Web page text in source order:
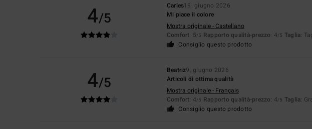
4/5
Carles19. giugno 2026
Mi piace il colore
Mostra originale - Castellano
Comfort: 5/5 Rapporto qualità-prezzo: 4/5 Taglia:
Consiglio questo prodotto
4/5
Beatriz9. giugno 2026
Articoli di ottima qualità
Mostra originale - Français
Comfort: 4/5 Rapporto qualità-prezzo: 4/5 Taglia:
Consiglio questo prodotto